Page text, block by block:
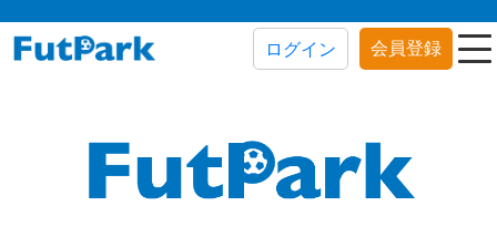
ログイン 会員登録